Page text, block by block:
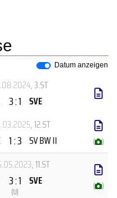
Datum anzeigen
, 3.ST
3 : 1 SVE
, 12.ST
1 : 3 SV BW II ( )
, 11.ST
3 : 1
(U)
SVE ( )